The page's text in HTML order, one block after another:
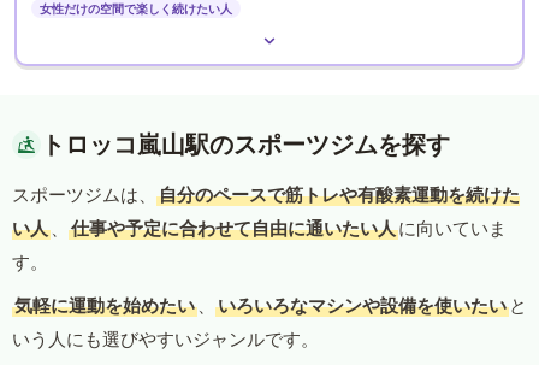
女性だけの空間で楽しく続けたい人
トロッコ嵐山駅のスポーツジムを探す
スポーツジムは、
自分のペースで筋トレや有酸素運動を続けた
い人 、 仕事や予定に合わせて自由に通いたい人に向いていま
す。
気軽に運動を始めたい 、 いろいろなマシンや設備を使いたい と
いう人にも選びやすいジャンルです。